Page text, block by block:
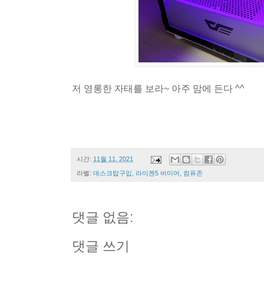
저 영롱한 자태를 보라~ 아주 맘에 든다 ^^
시간: 11월 11, 2021
라벨: 데스크탑구입 라이젠5 버미어 컴퓨존
댓글 없음:
댓글 쓰기